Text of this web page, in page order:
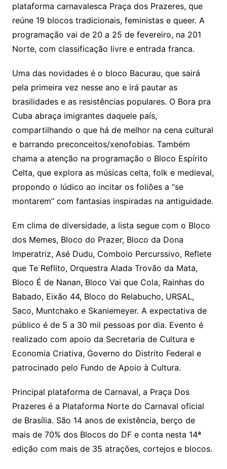
plataforma carnavalesca Praça dos Prazeres, que
reúne 19 blocos tradicionais, feministas e queer. A
programação vai de 20 a 25 de fevereiro, na 201
Norte, com classificação livre e entrada franca.
Uma das novidades é o bloco Bacurau, que sairá
pela primeira vez nesse ano e irá pautar as
brasilidades e as resistências populares. O Bora pra
Cuba abraça imigrantes daquele país,
compartilhando o que há de melhor na cena cultural
e barrando preconceitos/xenofobias. Também
chama a atenção na programação o Bloco Espírito
Celta, que explora as músicas celta, folk e medieval,
propondo o lúdico ao incitar os foliões a “se
montarem” com fantasias inspiradas na antiguidade.
Em clima de diversidade, a lista segue com o Bloco
dos Memes, Bloco do Prazer, Bloco da Dona
Imperatriz, Asé Dudu, Comboio Percurssivo, Reflete
que Te Reflito, Orquestra Alada Trovão da Mata,
Bloco É de Nanan, Bloco Vai que Cola, Rainhas do
Babado, Eixão 44, Bloco do Relabucho, URSAL,
Saco, Muntchako e Skaniemeyer. A expectativa de
público é de 5 a 30 mil pessoas por dia. Evento é
realizado com apoio da Secretaria de Cultura e
Economia Criativa, Governo do Distrito Federal e
patrocinado pelo Fundo de Apoio à Cultura.
Principal plataforma de Carnaval, a Praça Dos
Prazeres é a Plataforma Norte do Carnaval oficial
de Brasília. São 14 anos de existência, berço de
mais de 70% dos Blocos do DF e conta nesta 14ª
edição com mais de 35 atrações, cortejos e blocos.